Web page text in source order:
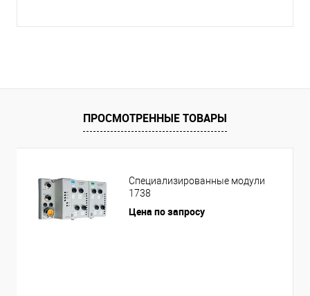
ПРОСМОТРЕННЫЕ ТОВАРЫ
Специализированные модули
1738
Цена по запросу